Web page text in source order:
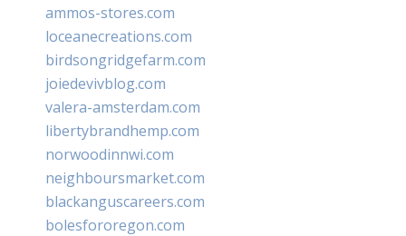
ammos-stores.com
loceanecreations.com
birdsongridgefarm.com
joiedevivblog.com
valera-amsterdam.com
libertybrandhemp.com
norwoodinnwi.com
neighboursmarket.com
blackanguscareers.com
bolesfororegon.com